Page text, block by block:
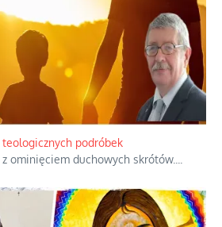
państwowej dotacji
przedstawia kulisy powstawania swoich
związane z ich finansowaniem oraz
biografii...